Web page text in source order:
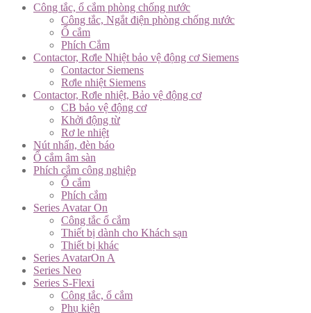
Công tắc, ổ cắm phòng chống nước
Công tắc, Ngắt điện phòng chống nước
Ổ cắm
Phích Cắm
Contactor, Rơle Nhiệt bảo vệ động cơ Siemens
Contactor Siemens
Rơle nhiệt Siemens
Contactor, Rơle nhiệt, Bảo vệ động cơ
CB bảo vệ động cơ
Khởi động từ
Rơ le nhiệt
Nút nhấn, đèn báo
Ổ cắm âm sàn
Phích cắm công nghiệp
Ổ cắm
Phích cắm
Series Avatar On
Công tắc ổ cắm
Thiết bị dành cho Khách sạn
Thiết bị khác
Series AvatarOn A
Series Neo
Series S-Flexi
Công tắc, ổ cắm
Phụ kiện